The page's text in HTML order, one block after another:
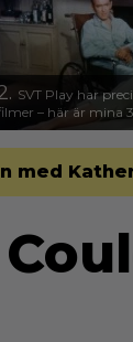
SVT Play har
– här är mina
med